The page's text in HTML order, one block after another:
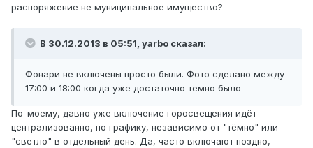
распоряжение не муниципальное имущество?
В 30.12.2013 в 05:51, yarbo сказал:
Фонари не включены просто были. Фото сделано между
17:00 и 18:00 когда уже достаточно темно было
По-моему, давно уже включение горосвещения идёт
централизованно, по графику, независимо от "тёмно" или
"светло" в отдельный день. Да, часто включают поздно,